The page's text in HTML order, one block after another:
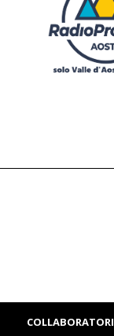
COLLABORATORI